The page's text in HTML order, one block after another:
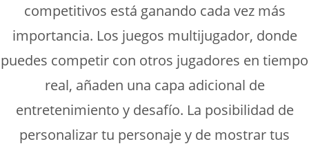
competitivos está ganando cada vez más
importancia. Los juegos multijugador, donde
puedes competir con otros jugadores en tiempo
real, añaden una capa adicional de
entretenimiento y desafío. La posibilidad de
personalizar tu personaje y de mostrar tus